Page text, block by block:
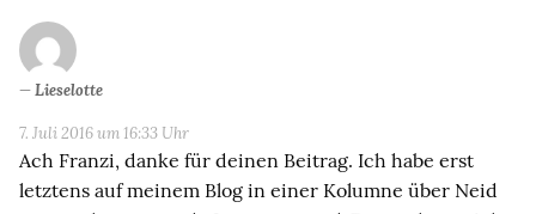
Lieselotte
7. Juli 2016 um 16:33 Uhr
Ach Franzi, danke für deinen Beitrag. Ich habe erst
letztens auf meinem Blog in einer Kolumne über Neid